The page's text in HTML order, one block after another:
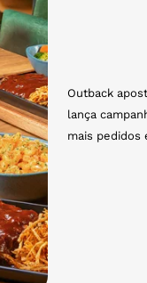
Outback
lança
mais pedidos